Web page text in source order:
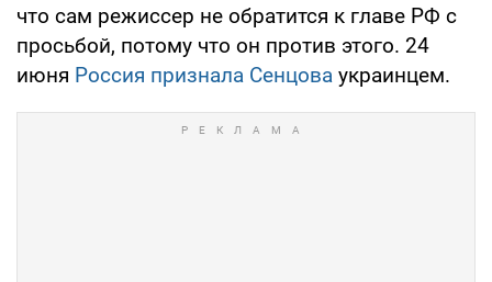
что сам режиссер не обратится к главе РФ с
просьбой, потому что он против этого. 24
июня Россия признала Сенцова украинцем.